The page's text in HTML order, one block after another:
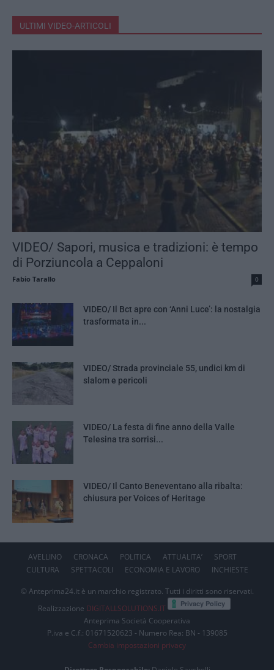
ULTIMI VIDEO-ARTICOLI
VIDEO/ Sapori, musica e tradizioni: è tempo
di Porziuncola a Ceppaloni
Fabio Tarallo 0
VIDEO/ Il Bct apre con ‘Anni Luce’: la nostalgia
trasformata in...
VIDEO/ Strada provinciale 55, undici km di
slalom e pericoli
VIDEO/ La festa di fine anno della Valle
Telesina tra sorrisi...
VIDEO/ Il Canto Beneventano alla ribalta:
chiusura per Voices of Heritage
AVELLINO CRONACA POLITICA ATTUALITA’
SPORT
CULTURA
SPETTACOLI ECONOMIA E LAVORO INCHIESTE
© Anteprima24.it è un marchio registrato. Tutti i diritti sono riservati.
Realizzazione DIGITALLSOLUTIONS.IT
Anteprima Società Cooperativa
P.iva e C.f.: 01671520623 - Numero Rea: BN - 139085
Cambia impostazioni privacy